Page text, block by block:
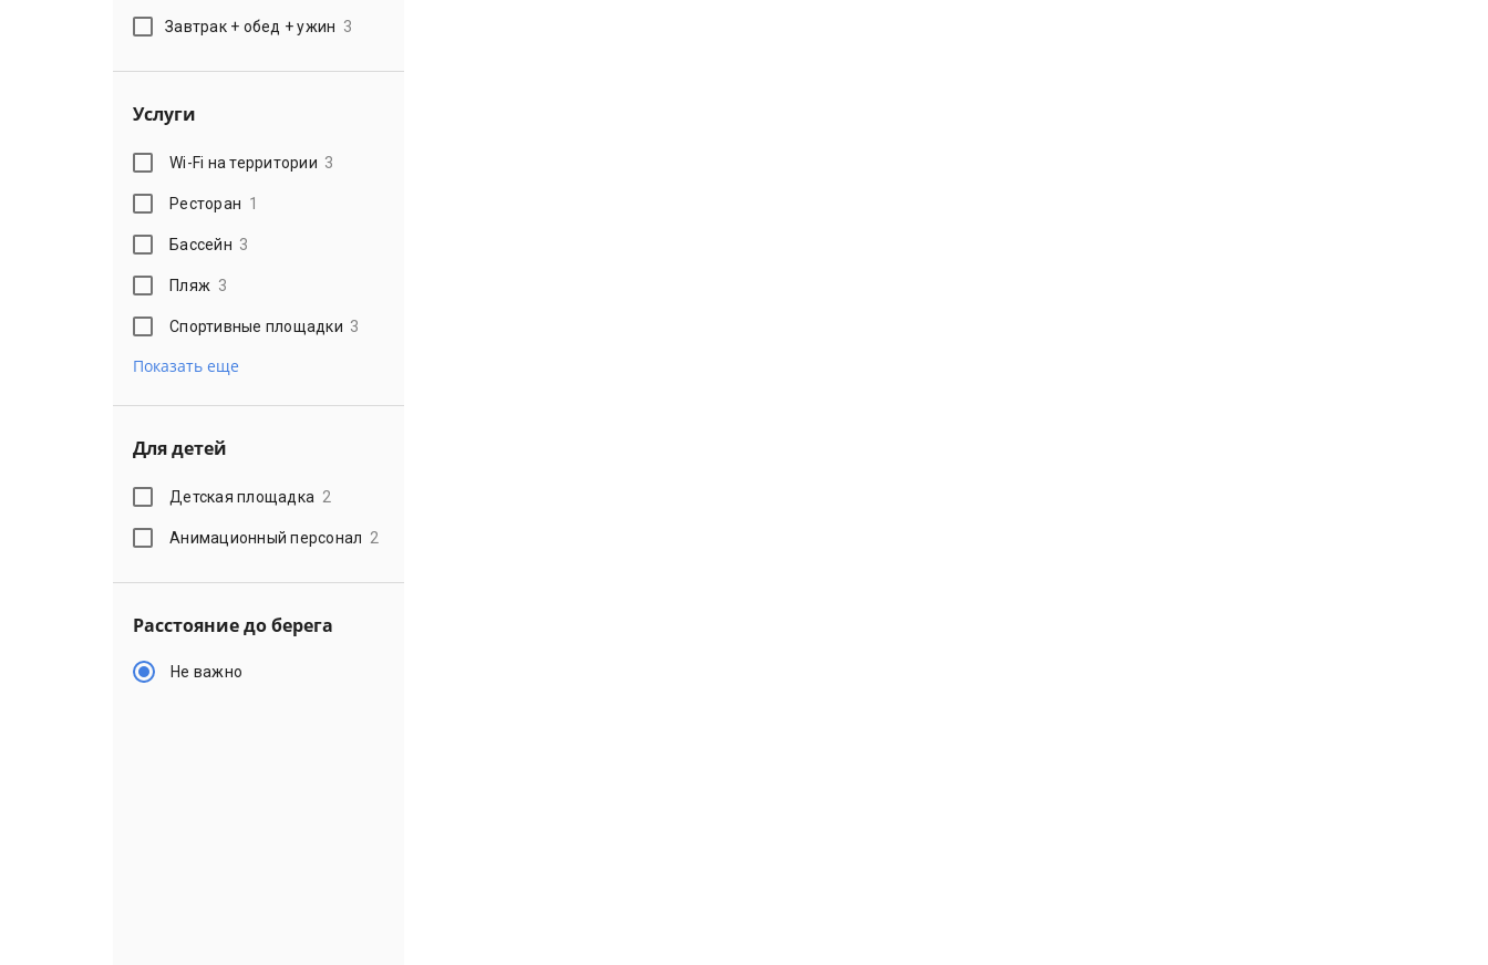
Завтрак + обед + ужин 3
Услуги
Wi-Fi на территории 3
Ресторан 1
Бассейн 3
Пляж 3
Спортивные площадки 3
Показать еще
Для детей
Детская площадка 2
Анимационный персонал 2
Расстояние до берега
Не важно